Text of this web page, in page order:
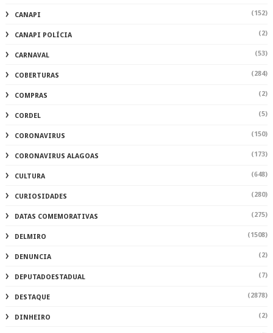
CANAPI (152)
CANAPI POLÍCIA (2)
CARNAVAL (53)
COBERTURAS (284)
COMPRAS (2)
CORDEL (5)
CORONAVIRUS (150)
CORONAVIRUS ALAGOAS (173)
CULTURA (648)
CURIOSIDADES (280)
DATAS COMEMORATIVAS (275)
DELMIRO (1508)
DENUNCIA (2)
DEPUTADOESTADUAL (7)
DESTAQUE (2878)
DINHEIRO (2)